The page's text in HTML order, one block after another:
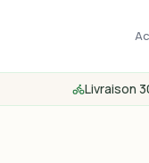
Livraison